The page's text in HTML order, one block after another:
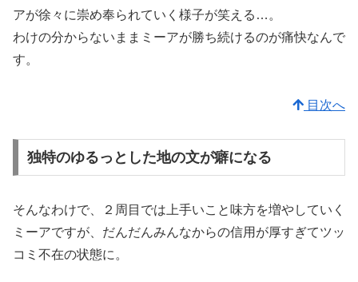
アが徐々に崇め奉られていく様子が笑える…。
わけの分からないままミーアが勝ち続けるのが痛快なんで
す。
目次へ
独特のゆるっとした地の文が癖になる
そんなわけで、２周目では上手いこと味方を増やしていく
ミーアですが、だんだんみんなからの信用が厚すぎてツッ
コミ不在の状態に。